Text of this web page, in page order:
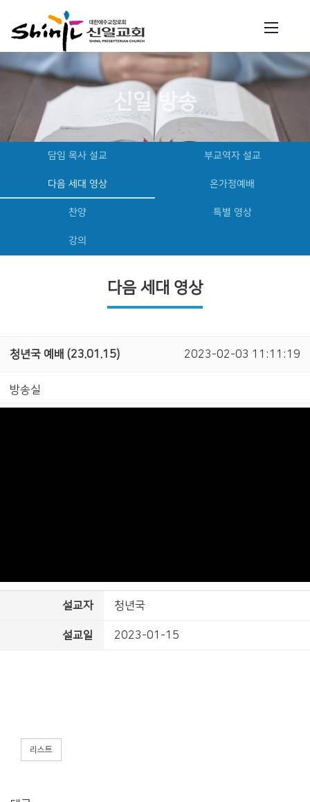
신일 방송
담임 목사 설교 부교역자 설교
다음 세대 영상 온가정예배
찬양 특별 영상
강의
다음 세대 영상
청년국 예배 (23.01.15) 2023-02-03 11:11:19
방송실
설교자 청년국
설교일 2023-01-15
리스트